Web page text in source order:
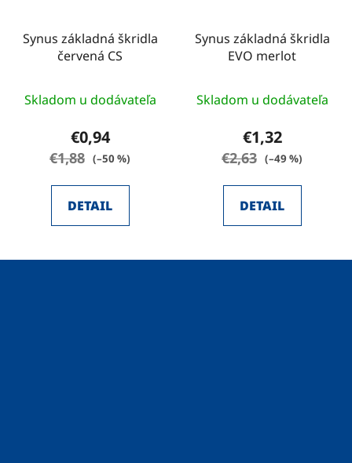
Synus základná škridla
červená CS
Skladom u dodávateľa
€0,94
€1,88 (–50 %)
DETAIL
Synus základná škridla
EVO merlot
Skladom u dodávateľa
€1,32
€2,63 (–49 %)
DETAIL